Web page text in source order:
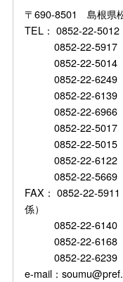
〒690-8501 島根県
TEL： 0852-22-5012
0852-22-5917（
0852-22-5014（
0852-22-6249（
0852-22-6139（
0852-22-6966（
0852-22-5017（
0852-22-5015（
0852-22-6122（
0852-22-5669（
FAX： 0852-22-
係）
0852-22-6140（
0852-22-6168（
0852-22-6239（
e-mail：